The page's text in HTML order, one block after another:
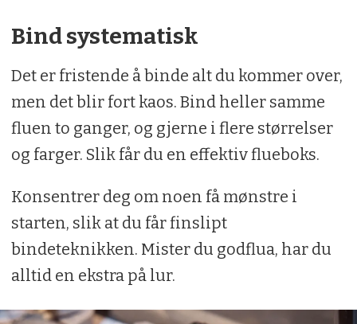
Bind systematisk
Det er fristende å binde alt du kommer over,
men det blir fort kaos. Bind heller samme
fluen to ganger, og gjerne i flere størrelser
og farger. Slik får du en effektiv flueboks.
Konsentrer deg om noen få mønstre i
starten, slik at du får finslipt
bindeteknikken. Mister du godflua, har du
alltid en ekstra på lur.